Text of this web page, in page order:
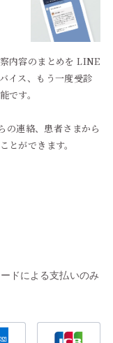
内容のまとめを LINE
イス、もう一度受診
です。
の連絡、患者さまから
とができます。
ドによる支払いのみ